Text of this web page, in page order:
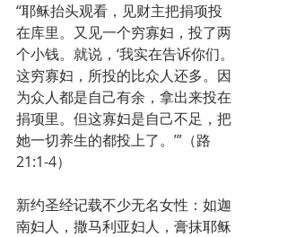
“耶稣抬头观看，见财主把捐项投
在库里。又见一个穷寡妇，投了两
个小钱。就说，‘我实在告诉你们。
这穷寡妇，所投的比众人还多。因
为众人都是自己有余，拿出来投在
捐项里。但这寡妇是自己不足，把
她一切养生的都投上了。’”（路
21:1-4）
新约圣经记载不少无名女性：如迦
南妇人，撒马利亚妇人，膏抹耶稣